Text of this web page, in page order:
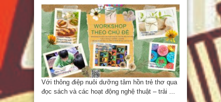
Với thông điệp nuôi dưỡng tâm hồn trẻ thơ qua
đọc sách và các hoạt động nghệ thuật – trải ...